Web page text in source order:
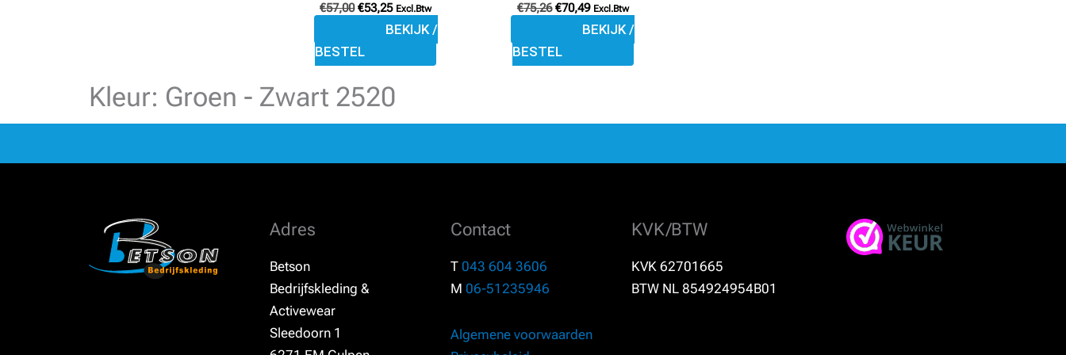
€57,00 €53,25 Excl.Btw
BEKIJK /
BESTEL
productpagina
€75,26 €70,49 Excl.Btw
BEKIJK /
BESTEL
productpagina
Kleur: Groen - Zwart 2520
Adres
Betson
Bedrijfskleding &
Activewear
Sleedoorn 1
Contact
T 043 604 3606
M 06-51235946
Algemene voorwaarden
KVK/BTW
KVK 62701665
BTW NL 854924954B01